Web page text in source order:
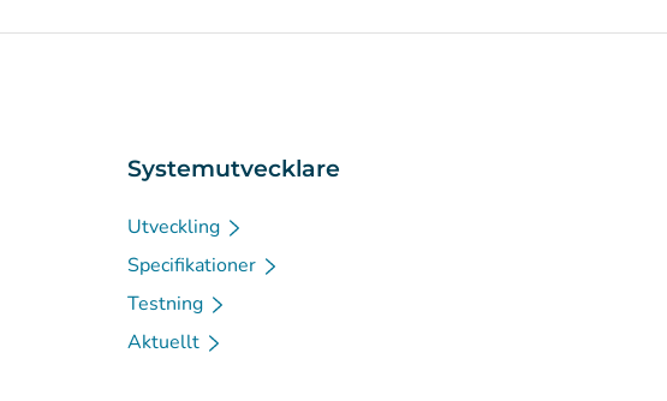
Systemutvecklare
Utveckling
Specifikationer
Testning
Aktuellt